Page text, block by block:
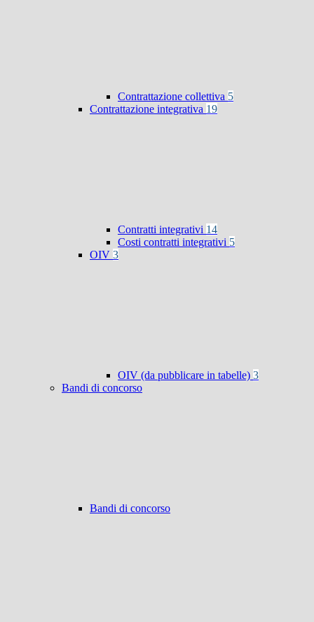
Contrattazione collettiva 5
Contrattazione integrativa 19
Contratti integrativi 14
Costi contratti integrativi 5
OIV 3
OIV (da pubblicare in tabelle) 3
Bandi di concorso
Bandi di concorso